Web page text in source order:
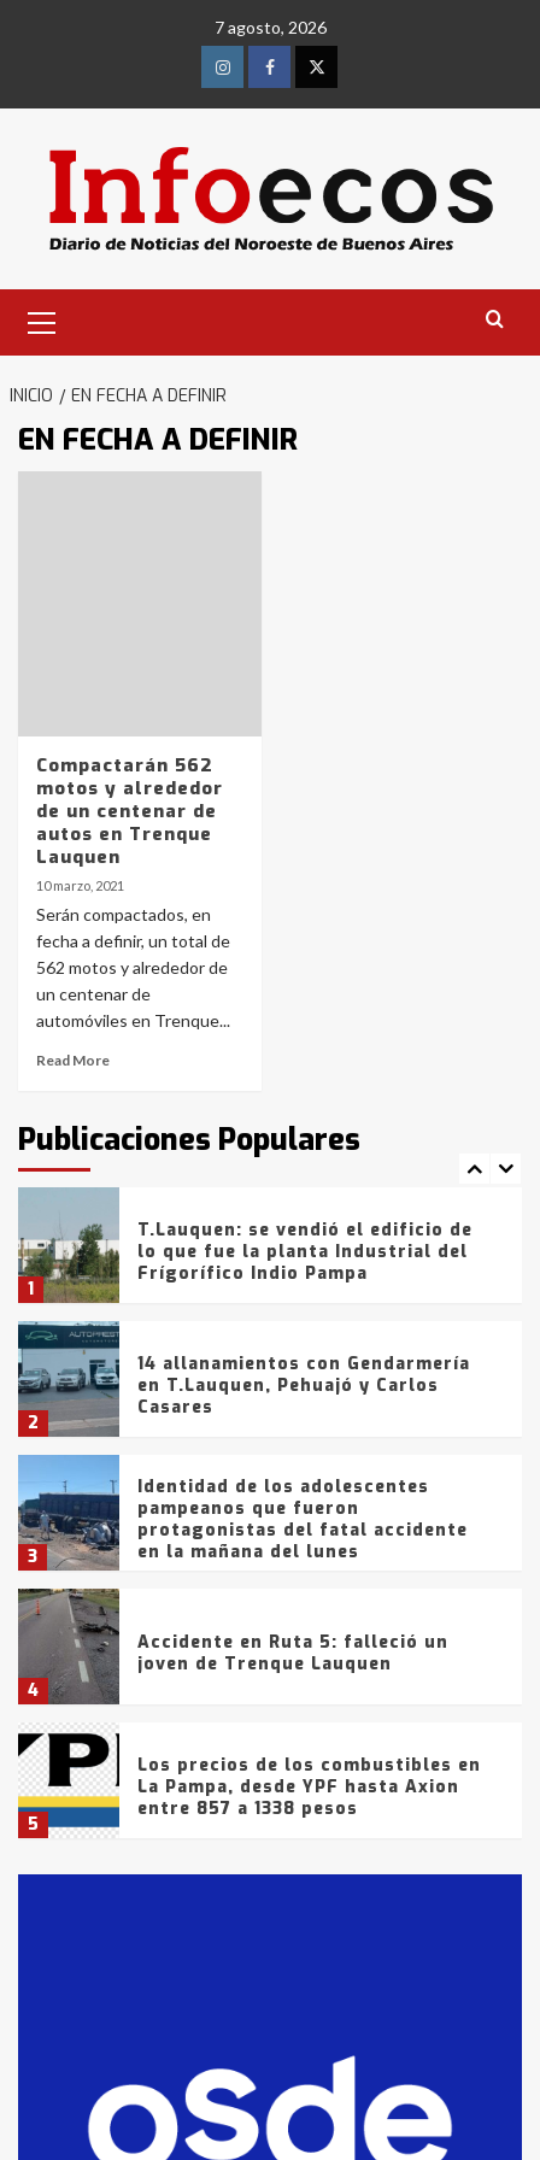
7 agosto, 2026
InstagramFacebookTwitter
primario
INICIO EN FECHA A DEFINIR
EN FECHA A DEFINIR
Compactarán 562
motos y alrededor
de un centenar de
autos en Trenque
Lauquen
10 marzo, 2021
Serán compactados, en
fecha a definir, un total de
562 motos y alrededor de
un centenar de
automóviles en Trenque...
Read More
Publicaciones Populares
4
5
Los precios de los combustibles en
La Pampa, desde YPF hasta Axion
6
La Bolsa de Cereales de Bahía
Blanca anticipa que Agosto vendrá
con lluvias y heladas, en gran parte
de la provincia
fueron detenidos por
comercialización de drogas en la
tarde del sábado
1
T.Lauquen: se vendió el edificio de
lo que fue la planta Industrial del
Frígorífico Indio Pampa
2
14 allanamientos con Gendarmería
en T.Lauquen, Pehuajó y Carlos
Casares
3
Identidad de los adolescentes
pampeanos que fueron
protagonistas del fatal accidente
en la mañana del lunes
4
Accidente en Ruta 5: falleció un
joven de Trenque Lauquen
5
Los precios de los combustibles en
La Pampa, desde YPF hasta Axion
entre 857 a 1338 pesos
fueron detenidos por
comercialización de drogas en la
tarde del sábado